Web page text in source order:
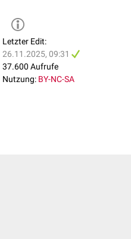
Letzter Edit:
26.11.2025, 09:31
37.600 Aufrufe
Nutzung: BY-NC-SA